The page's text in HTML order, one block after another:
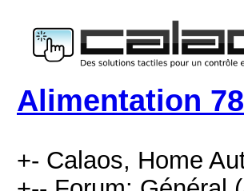
Alimentation
+- Calaos, Home